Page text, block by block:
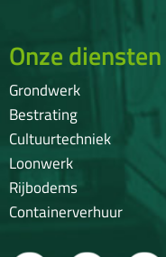
Onze diensten
Grondwerk
Bestrating
Cultuurtechniek
Loonwerk
Rijbodems
Containerverhuur